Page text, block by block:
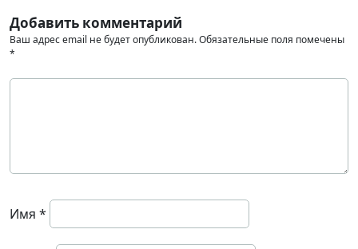
Добавить комментарий
Ваш адрес email не будет опубликован.Обязательные поля помечены
*
Имя *